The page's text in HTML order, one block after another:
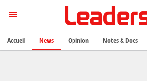
Accueil News Opinion Notes & Docs